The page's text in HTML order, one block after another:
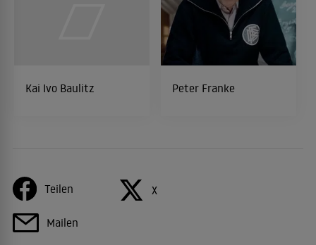
Kai Ivo Baulitz Peter Franke
Teilen X
Mailen